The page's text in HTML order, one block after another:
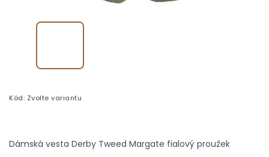
Kód: Zvolte variantu
Dámská vesta Derby Tweed Margate fialový proužek